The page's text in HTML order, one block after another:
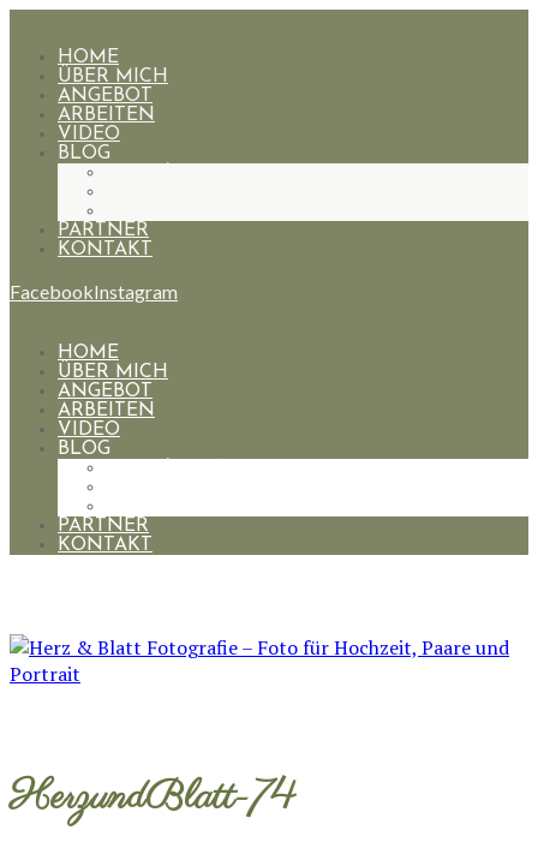
HOME
ÜBER MICH
ANGEBOT
ARBEITEN
VIDEO
BLOG
PARTNER
KONTAKT
FacebookInstagram
HOME
ÜBER MICH
ANGEBOT
ARBEITEN
VIDEO
BLOG
PARTNER
KONTAKT
HerzundBlatt-74